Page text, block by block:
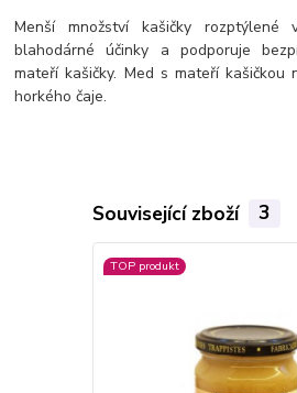
Menší množství kašičky rozptýlené
blahodárné účinky a podporuje
mateří kašičky. Med s mateří kašičkou
horkého čaje.
Související zboží 3
TOP produkt